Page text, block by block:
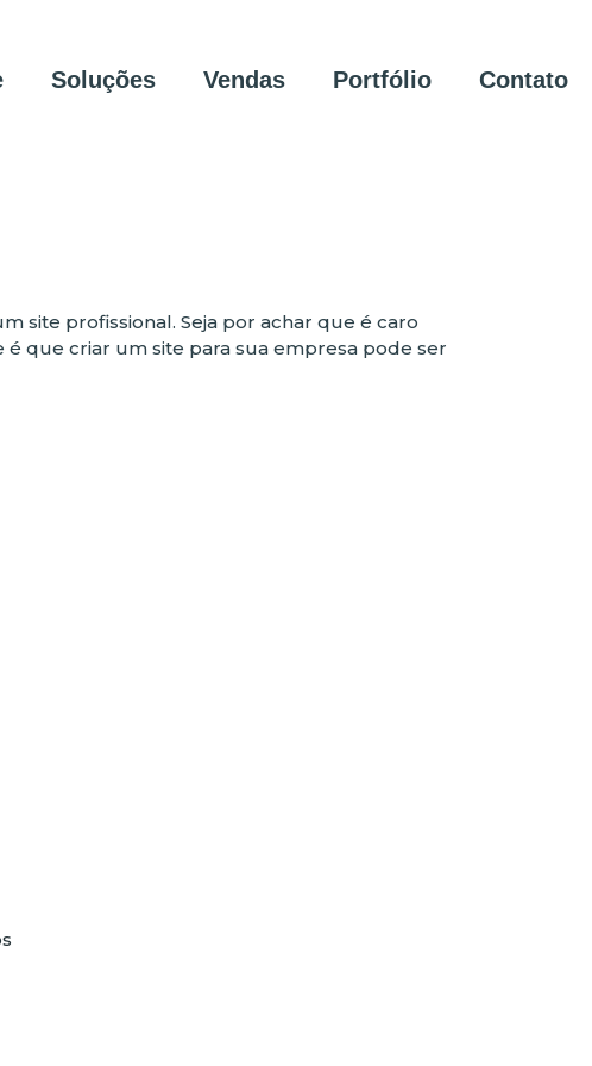
Soluções Vendas Portfólio Contato
site profissional. Seja por achar que é caro
que criar um site para sua empresa pode ser